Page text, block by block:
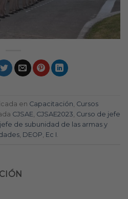
en Capacitación, Cursos
CJSAE, CJSAE2023, Curso de jefe
de subunidad de las armas y
, DEOP, Ec I.